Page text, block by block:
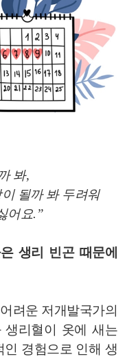
봐,
될까 봐 두려워
어요.”
생리 빈곤 때문에
려운 저개발국가의
생리혈이 옷에 새는
경험으로 인해 생